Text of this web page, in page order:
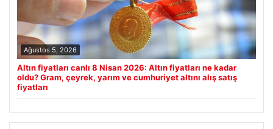
Ağustos 5, 2026
Altın fiyatları canlı 8 Nisan 2026: Altın fiyatları ne kadar
oldu? Gram, çeyrek, yarım ve cumhuriyet altını alış satış
fiyatları